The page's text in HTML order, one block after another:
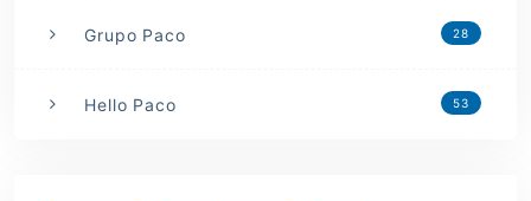
Grupo Paco 28
Hello Paco 53